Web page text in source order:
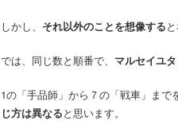
しかし、 それ以外のことを想像する
では、同じ数と順番で、 マルセイユ
1の「手品師」から７の「戦車」ま
じ方は異なると思います。